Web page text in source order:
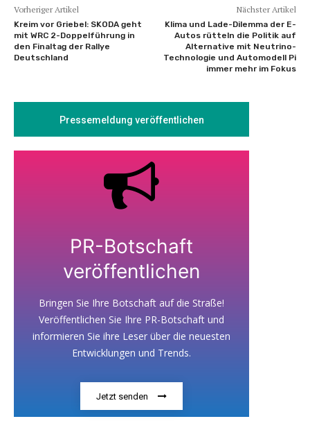
Vorheriger Artikel
Kreim vor Griebel: SKODA geht
mit WRC 2-Doppelführung in
den Finaltag der Rallye
Deutschland
Nächster Artikel
Klima und Lade-Dilemma der E-
Autos rütteln die Politik auf
Alternative mit Neutrino-
Technologie und Automodell Pi
immer mehr im Fokus
Pressemeldung veröffentlichen
PR-Botschaft
veröffentlichen
Bringen Sie Ihre Botschaft auf die Straße!
Veröffentlichen Sie Ihre PR-Botschaft und
informieren Sie ihre Leser über die neuesten
Entwicklungen und Trends.
Jetzt senden